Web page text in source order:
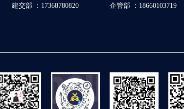
建交部 ：17368780820 企管部 ：18660103719